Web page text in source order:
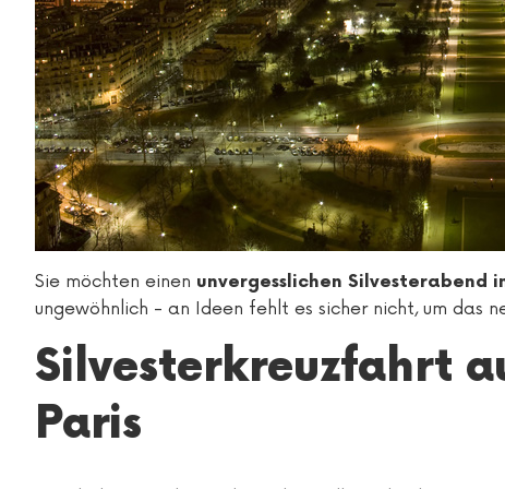
Sie möchten einen unvergesslichen Silvesterabend
ungewöhnlich - an Ideen fehlt es sicher nicht, um das
Silvesterkreuzfahrt
Paris